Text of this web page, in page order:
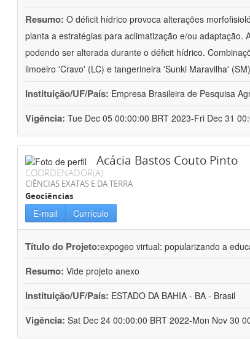
Resumo: O déficit hídrico provoca alterações
planta a estratégias para aclimatização e/ou adaptação.
podendo ser alterada durante o déficit hídrico.
limoeiro 'Cravo' (LC) e tangerineira 'Sunki Maravilha'
Instituição/UF/País: Empresa Brasileira de Pesquisa
Vigência: Tue Dec 05 00:00:00 BRT 2023-Fri Dec 31
Acácia Bastos Couto Pinto
COORDENADOR(A)
CIÊNCIAS EXATAS E DA TERRA
Geociências
E-mail Currículo
Título do Projeto:expogeo virtual: popularizando a
Resumo: Vide projeto anexo
Instituição/UF/País: ESTADO DA BAHIA - BA - Brasil
Vigência: Sat Dec 24 00:00:00 BRT 2022-Mon Nov 30